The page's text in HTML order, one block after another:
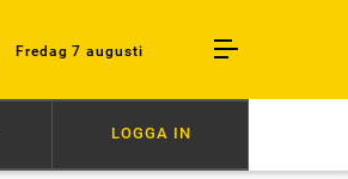
Fredag 7 augusti
HÄSTENS VÄLFÄRD ÄR INTE FÖRHANDLINGSBAR
LOGGA IN